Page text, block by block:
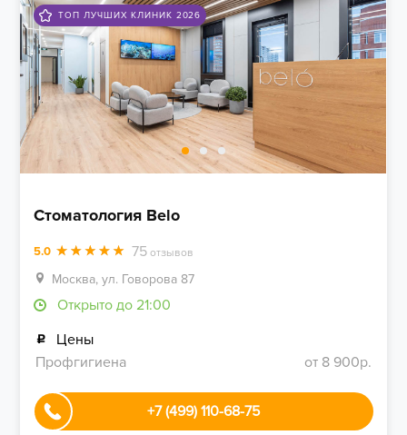
ТОП ЛУЧШИХ КЛИНИК 2026
Стоматология Belo
5.0 75 отзывов
Москва, ул. Говорова 87
Открыто до 21:00
Цены
Профгигиена
от 8 900р.
+7 (499) 110-68-75